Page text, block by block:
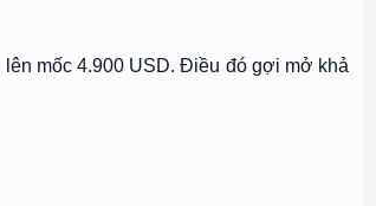
mốc 4.900 USD. Điều đó gợi mở khả